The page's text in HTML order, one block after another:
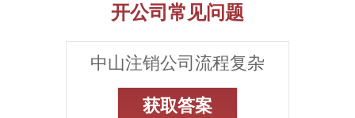
开公司常见问题
中山注销公司流程复杂
获取答案